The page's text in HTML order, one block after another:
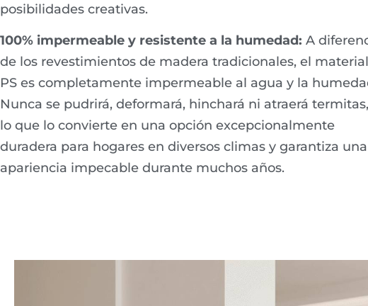
posibilidades creativas.
100% impermeable y resistente a la humedad: A
de los revestimientos de madera tradicionales, el material
PS es completamente impermeable al agua y la
Nunca se pudrirá, deformará, hinchará ni atraerá termitas,
lo que lo convierte en una opción excepcionalmente
duradera para hogares en diversos climas y garantiza una
apariencia impecable durante muchos años.